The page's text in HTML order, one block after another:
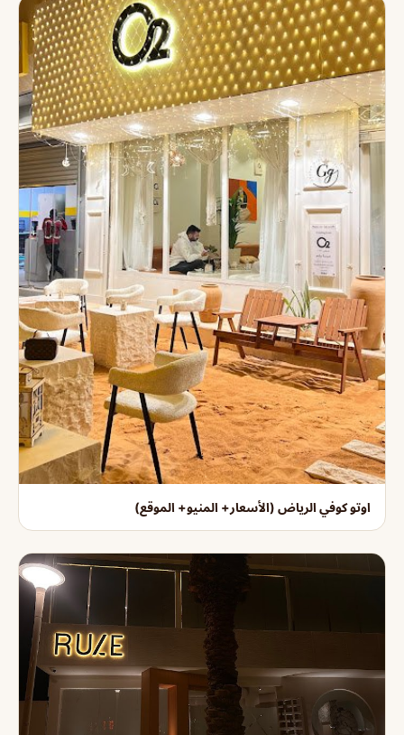
اوتو كوفي الرياض (الأسعار+ المنيو+ الموقع)